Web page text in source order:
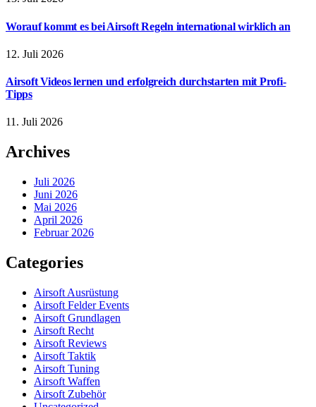
Worauf kommt es bei Airsoft Regeln international wirklich an
12. Juli 2026
Airsoft Videos lernen und erfolgreich durchstarten mit Profi-
Tipps
11. Juli 2026
Archives
Juli 2026
Juni 2026
Mai 2026
April 2026
Februar 2026
Categories
Airsoft Ausrüstung
Airsoft Felder Events
Airsoft Grundlagen
Airsoft Recht
Airsoft Reviews
Airsoft Taktik
Airsoft Tuning
Airsoft Waffen
Airsoft Zubehör